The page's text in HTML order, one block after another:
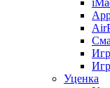
Уценка